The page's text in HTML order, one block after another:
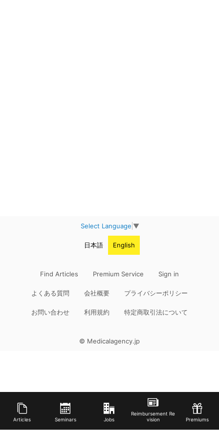
Articles Seminars Jobs
Reimbursement Re
vision
Premiums
Select Language ▼
日本語 English
Find Articles Premium Service Sign in
よくある質問 会社概要 プライバシーポリシー
お問い合わせ 利用規約 特定商取引法について
© Medicalagency.jp